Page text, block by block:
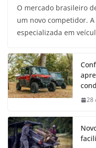
O mercado brasileiro
um novo competidor. A
especializada em
28